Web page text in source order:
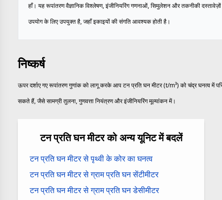
हाँ। यह रूपांतरण वैज्ञानिक विश्लेषण, इंजीनियरिंग गणनाओं, सिमुलेशन और तकनीकी
उपयोग के लिए उपयुक्त है, जहाँ इकाइयों की संगति आवश्यक होती है।
निष्कर्ष
ऊपर दर्शाए गए रूपांतरण गुणांक को लागू करके आप टन प्रति घन मीटर (t/m³) को चंद्र घनत्व में
सकते हैं, जैसे सामग्री तुलना, गुणवत्ता नियंत्रण और इंजीनियरिंग मूल्यांकन में।
टन प्रति घन मीटर को अन्य यूनिट में बदलें
टन प्रति घन मीटर से पृथ्वी के कोर का घनत्व
टन प्रति घन मीटर से ग्राम प्रति घन सेंटीमीटर
टन प्रति घन मीटर से ग्राम प्रति घन डेसीमीटर